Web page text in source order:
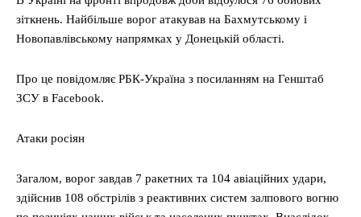
зіткнень. Найбільше ворог атакував на Бахмутському і
Новопавлівському напрямках у Донецькій області.
Про це повідомляє РБК-Україна з посиланням на Генштаб
ЗСУ в Facebook.
Атаки росіян
Загалом, ворог завдав 7 ракетних та 104 авіаційних удари,
здійснив 108 обстрілів з реактивних систем залпового вогню